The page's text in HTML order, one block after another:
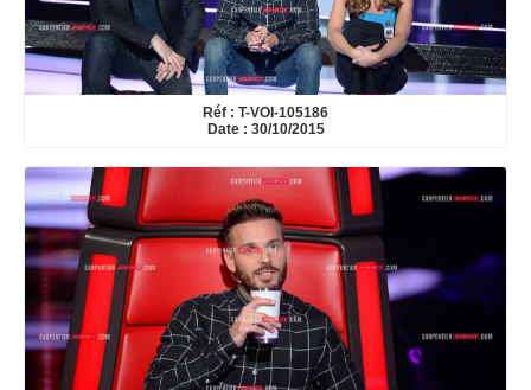
Réf : T-VOI-105186
Date : 30/10/2015